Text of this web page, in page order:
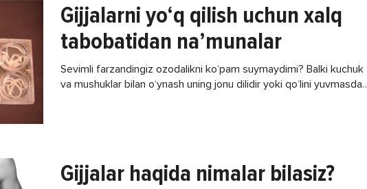
Gijjalarni yo‘q qilish uchun xalq
tabobatidan na’munalar
Sevimli farzandingiz ozodalikni ko‘pam suymaydimi? Balki kuchuk
va mushuklar bilan o‘ynash uning jonu dilidir yoki qo‘lini yuvmasdan
Gijjalar haqida nimalar bilasiz?